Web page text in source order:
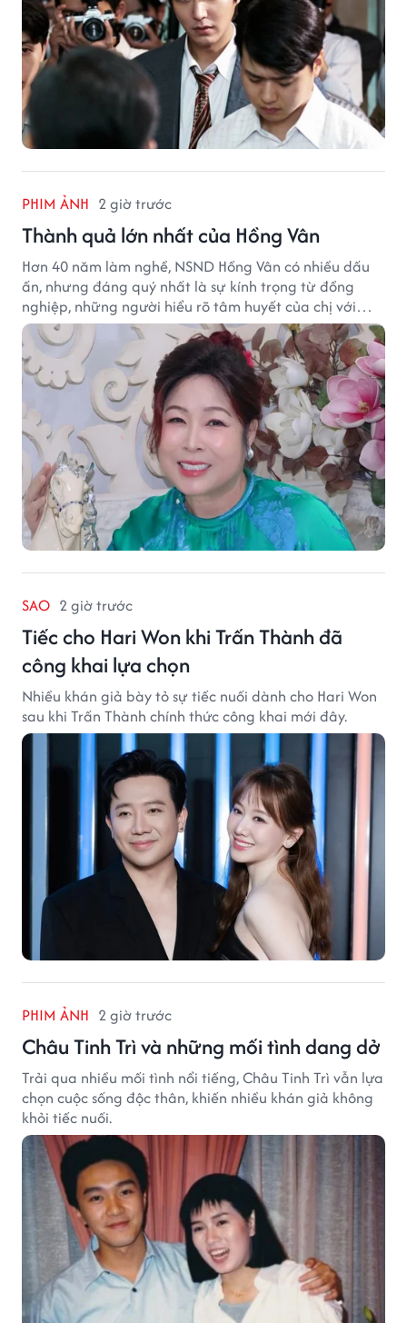
PHIM ẢNH 2 giờ trước
Thành quả lớn nhất của Hồng Vân
Hơn 40 năm làm nghề, NSND Hồng Vân có nhiều dấu
ấn, nhưng đáng quý nhất là sự kính trọng từ đồng
nghiệp, những người hiểu rõ tâm huyết của chị với
nghệ thuật.
SAO 2 giờ trước
Tiếc cho Hari Won khi Trấn Thành đã
công khai lựa chọn
Nhiều khán giả bày tỏ sự tiếc nuối dành cho Hari Won
sau khi Trấn Thành chính thức công khai mới đây.
PHIM ẢNH 2 giờ trước
Châu Tinh Trì và những mối tình dang dở
Trải qua nhiều mối tình nổi tiếng, Châu Tinh Trì vẫn lựa
chọn cuộc sống độc thân, khiến nhiều khán giả không
khỏi tiếc nuối.